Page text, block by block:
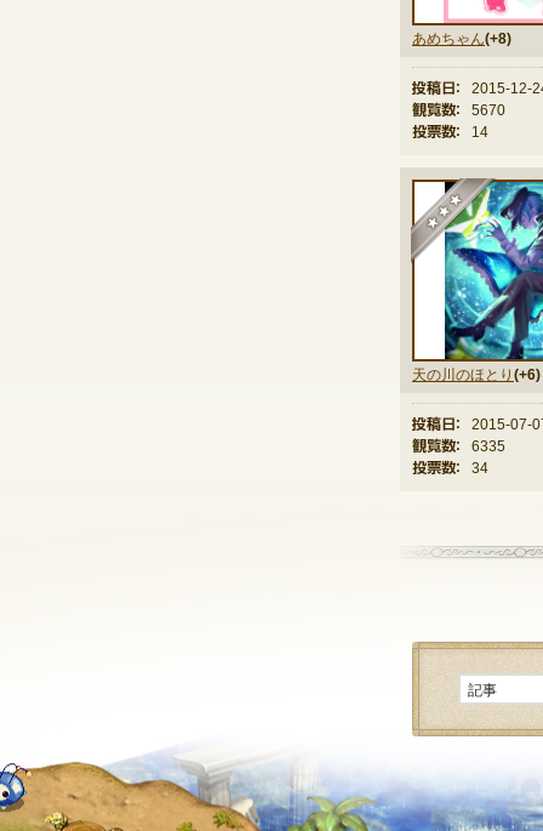
あめちゃん(+8)
投稿日：
2015-12-
観覧数：
5670
投票数：
14
天の川のほとり (+6)
投稿日：
2015-07-
観覧数：
6335
投票数：
34